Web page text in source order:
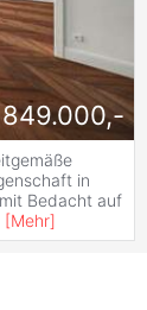
in
Bedacht auf
[Mehr]